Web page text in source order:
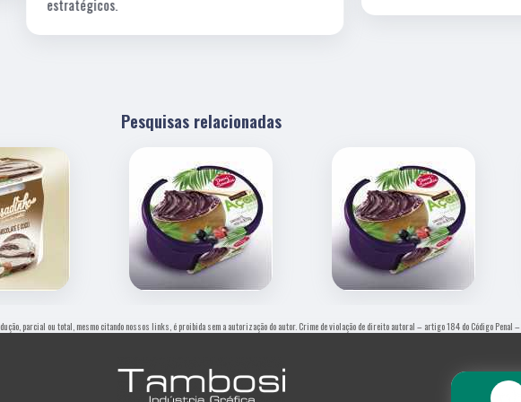
Pesquisas relacionadas
parcial ou total, mesmo citando nossos links, é proibida sem a autorização do autor. Crime de violação de direito autoral – artigo 184 do Código Penal –